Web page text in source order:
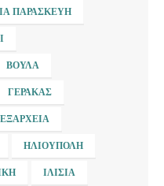
ΠΑΡΑΣΚΕΥΉ
ΒΟΎΛΑ
ΓΈΡΑΚΑΣ
ΕΞΆΡΧΕΙΑ
ΗΛΙΟΎΠΟΛΗ
ΙΛΊΣΙΑ